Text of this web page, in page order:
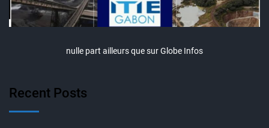
nulle part ailleurs que sur Globe Infos
Recent Posts